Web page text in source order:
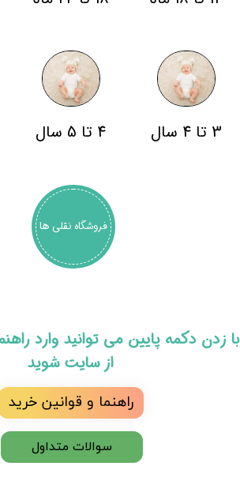
3 تا 4 سال 4 تا 5 سال
فروشگاه نقلی ها
​​با زدن دکمه پایین می توانید وارد
از سایت شوید
راهنما و قوانین خرید
سوالات متداول